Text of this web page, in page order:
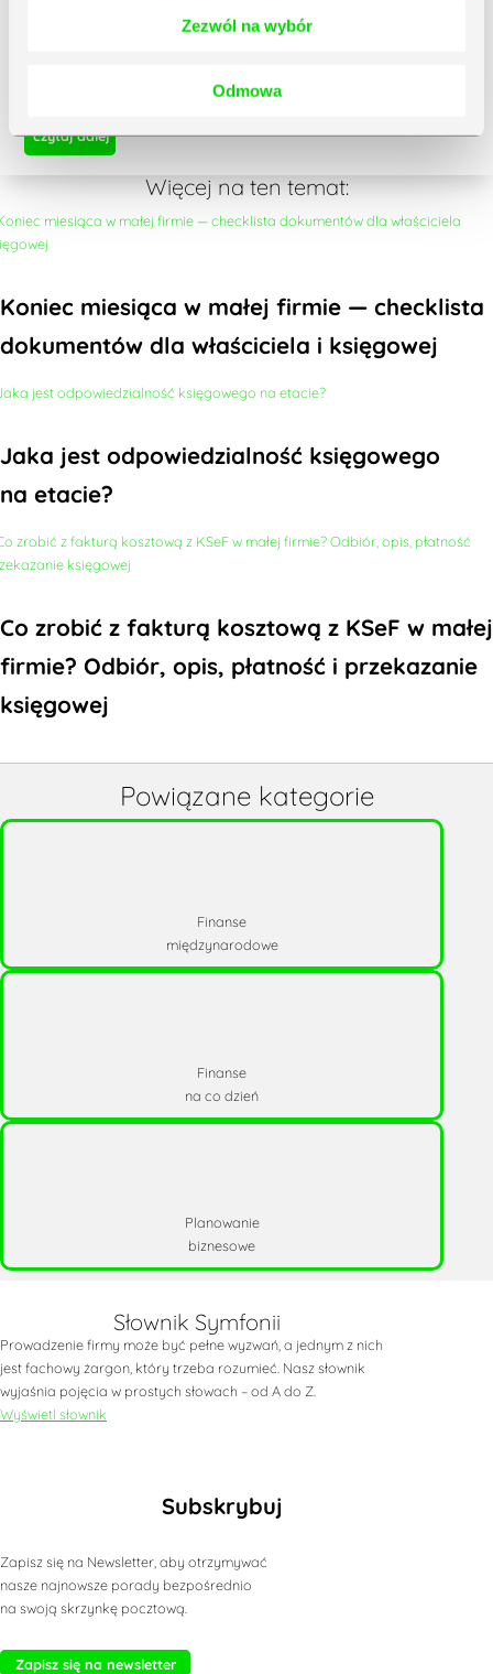
Zezwól na wybór
Odmowa
Controlling i budżetowanie w firmie – od czego
czytaj dalej
Więcej na ten temat:
Koniec miesiąca w małej firmie — checklista
dokumentów dla właściciela i księgowej
Jaka jest odpowiedzialność księgowego
na etacie?
Co zrobić z fakturą kosztową z KSeF w małej
firmie? Odbiór, opis, płatność i przekazanie
księgowej
Powiązane kategorie
Finanse
międzynarodowe
Finanse
na co dzień
Planowanie
biznesowe
Słownik Symfonii
Prowadzenie firmy może być pełne wyzwań, a jednym z nich
jest fachowy żargon, który trzeba rozumieć. Nasz słownik
wyjaśnia pojęcia w prostych słowach – od A do Z.
Wyświetl słownik
Subskrybuj
Zapisz się na Newsletter, aby otrzymywać
nasze najnowsze porady bezpośrednio
na swoją skrzynkę pocztową.
Zapisz się na newsletter